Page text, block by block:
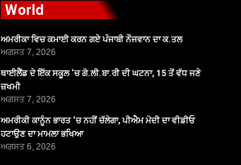
World
ਅਮਰੀਕਾ ਵਿਚ ਕਮਾਈ ਕਰਨ ਗਏ ਪੰਜਾਬੀ ਨੌਜਵਾਨ ਦਾ ਕ.ਤਲ
ਅਗਸਤ 7, 2026
ਥਾਈਲੈਂਡ ਦੇ ਇੱਕ ਸਕੂਲ ‘ਚ ਗੋ.ਲੀ.ਬਾ.ਰੀ ਦੀ ਘਟਨਾ, 15 ਤੋਂ ਵੱਧ ਜਣੇ
ਜ਼ਖਮੀ
ਅਗਸਤ 7, 2026
ਅਮਰੀਕੀ ਕਾਨੂੰਨ ਭਾਰਤ ‘ਚ ਨਹੀਂ ਚੱਲੇਗਾ, ਪੀਐਮ ਮੋਦੀ ਦਾ ਵੀਡੀਓ
ਹਟਾਉਣ ਦਾ ਮਾਮਲਾ ਭਖਿਆ
ਅਗਸਤ 6, 2026